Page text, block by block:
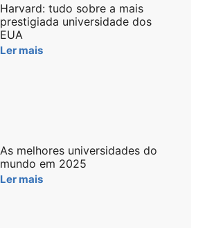
Harvard: tudo sobre a mais
prestigiada universidade dos
EUA
Ler mais
As melhores universidades do
mundo em 2025
Ler mais